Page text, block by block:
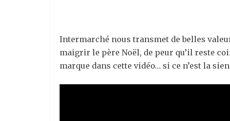
Intermarché nous transmet de belles
maigrir le père Noël, de peur qu’il reste
marque dans cette vidéo… si ce n’est la